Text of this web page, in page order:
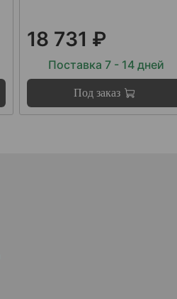
18 731 ₽
Поставка 7 - 14 дней
Под заказ